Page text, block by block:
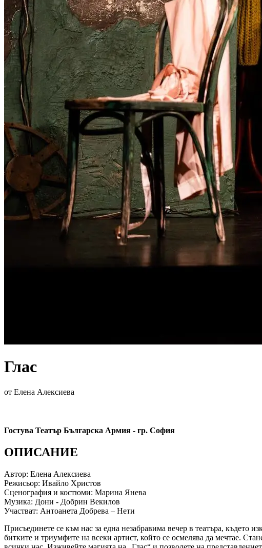
Глас
от Елена Алексиева
Гостува Театър Българска Армия - гр. София
ОПИСАНИЕ
Автор: Елена Алексиева
Режисьор: Ивайло Христов
Сценография и костюми: Марина Янева
Музика: Дони - Добрин Векилов
Участват: Антоанета Добрева – Нети
Присъединете се към нас за една незабравима вечер в театъра, където
битките и триумфите на всеки артист, който се осмелява да мечтае.